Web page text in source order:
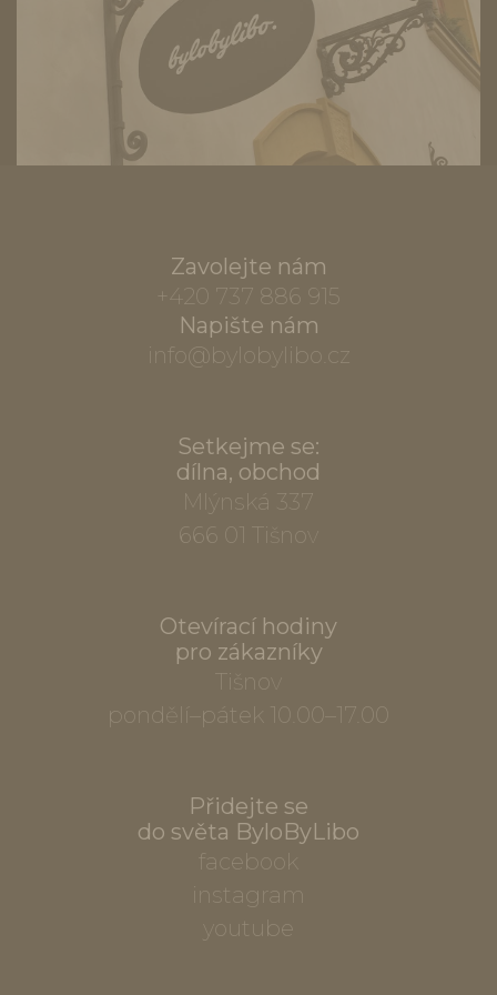
Zavolejte nám
+420 737 886 915
Napište nám
info@bylobylibo.cz
Setkejme se:
dílna, obchod
Mlýnská 337
666 01 Tišnov
Otevírací hodiny
pro zákazníky
Tišnov
pondělí–pátek 10.00–17.00
Přidejte se
do světa ByloByLibo
facebook
instagram
youtube